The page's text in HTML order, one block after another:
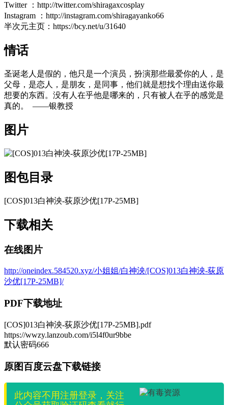
Twitter ：http://twitter.com/shiragaxcosplay
Instagram ：http://instagram.com/shiragayanko66
半次元主页：https://bcy.net/u/31640
情话
圣诞老人是假的，他只是一个演员，扮演那些最爱你的人，是
父母，是恋人，是朋友，是同事，他们就是想找个理由送你最
想要的东西。没有人在乎他是哪来的，只有被人在乎的感觉是
真的。 ​​​ ——银教授
图片
图包目录
[COS]013白神泱-荻原沙优[17P-25MB]
下载相关
在线图片
http://oneindex.584520.xyz/小姐姐/白神泱/[COS]013白神泱-荻原
沙优[17P-25MB]/
PDF下载地址
[COS]013白神泱-荻原沙优[17P-25MB].pdf
https://wwzy.lanzoub.com/i5l4f0ur9bbe
默认密码666
原图百度云盘下载链接
此内容不用注册登录，关注